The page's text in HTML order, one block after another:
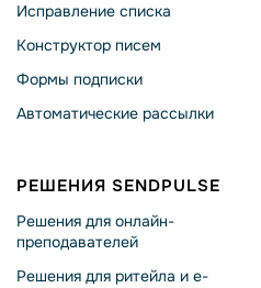
Исправление списка
Конструктор писем
Формы подписки
Автоматические рассылки
РЕШЕНИЯ SENDPULSE
Решения для онлайн-
преподавателей
Решения для ритейла и e-